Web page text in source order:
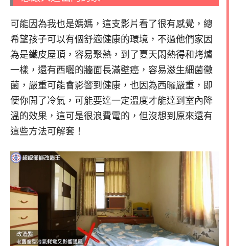
可能因為我也是媽媽，這支影片看了很有感覺，總
希望孩子可以有個舒適健康的環境，不過他們家因
為是鐵皮屋頂，容易聚熱，到了夏天悶熱得和烤爐
一樣，還有西曬的牆面長滿壁癌，容易滋生細菌黴
菌，嚴重可能會影響到健康，也因為西曬嚴重，即
便你開了冷氣，可能要達一定溫度才能達到室內降
溫的效果，這可是很浪費電的，但沒想到原來還有
這些方法可解套！